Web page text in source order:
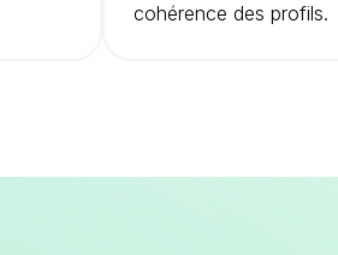
cohérence des profils.